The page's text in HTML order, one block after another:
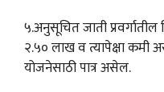
५.अनुसूचित जाती प्रवर्गातील
२.५० लाख व त्यापेक्षा कमी
योजनेसाठी पात्र असेल.